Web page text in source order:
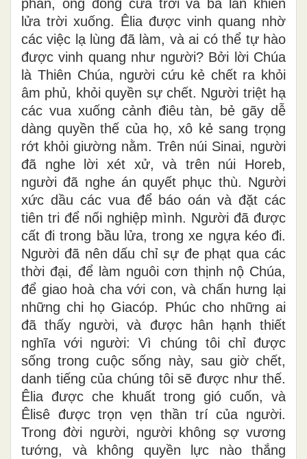
phán, ông đóng cửa trời và ba lần khiến
lửa trời xuống. Êlia được vinh quang nhờ
các việc lạ lùng đã làm, và ai có thể tự hào
được vinh quang như người? Bởi lời Chúa
là Thiên Chúa, người cứu kẻ chết ra khỏi
âm phủ, khỏi quyền sự chết. Người triệt hạ
các vua xuống cảnh điêu tàn, bẻ gãy dễ
dàng quyền thế của họ, xô kẻ sang trọng
rớt khỏi giường nằm. Trên núi Sinai, người
đã nghe lời xét xử, và trên núi Horeb,
người đã nghe án quyết phục thù. Người
xức dầu các vua để báo oán và đặt các
tiên tri để nối nghiệp mình. Người đã được
cất đi trong bầu lửa, trong xe ngựa kéo đi.
Người đã nên dấu chỉ sự đe phạt qua các
thời đại, để làm nguôi cơn thịnh nộ Chúa,
để giao hoà cha với con, và chấn hưng lại
những chi họ Giacóp. Phúc cho những ai
đã thấy người, và được hân hạnh thiết
nghĩa với người: Vì chúng tôi chỉ được
sống trong cuộc sống này, sau giờ chết,
danh tiếng của chúng tôi sẽ được như thế.
Êlia được che khuất trong gió cuốn, và
Êlisê được trọn vẹn thần trí của người.
Trong đời người, người không sợ vương
tướng, và không quyền lực nào thắng